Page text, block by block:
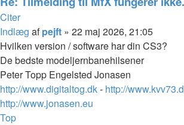
Citer
Indlæg afpejft » 22 maj 2026, 21:05
Hvilken version / software har din CS3?
De bedste modeljernbanehilsener
Peter Topp Engelsted Jonasen
http://www.digitaltog.dk- http://
http://www.jonasen.eu
Top